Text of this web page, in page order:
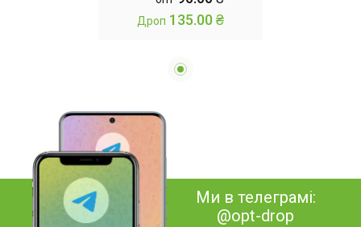
Дроп 135.00 ₴
Ми в телеграмі:
@opt-drop